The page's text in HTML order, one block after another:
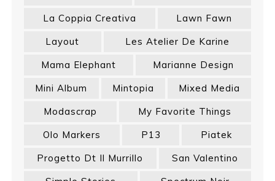
La Coppia Creativa
Lawn Fawn
Layout
Les Atelier De Karine
Mama Elephant
Marianne Design
Mini Album
Mintopia
Mixed Media
Modascrap
My Favorite Things
Olo Markers
P13
Piatek
Progetto Dt Il Murrillo
San Valentino